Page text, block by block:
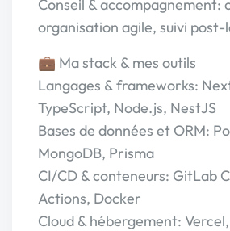
Conseil & accompagnement:
organisation agile, suivi post-
💼 Ma stack & mes outils
Langages & frameworks:
TypeScript, Node.js, NestJS
Bases de données et ORM:
MongoDB, Prisma
CI/CD & conteneurs: GitLab
Actions, Docker
Cloud & hébergement: Vercel,